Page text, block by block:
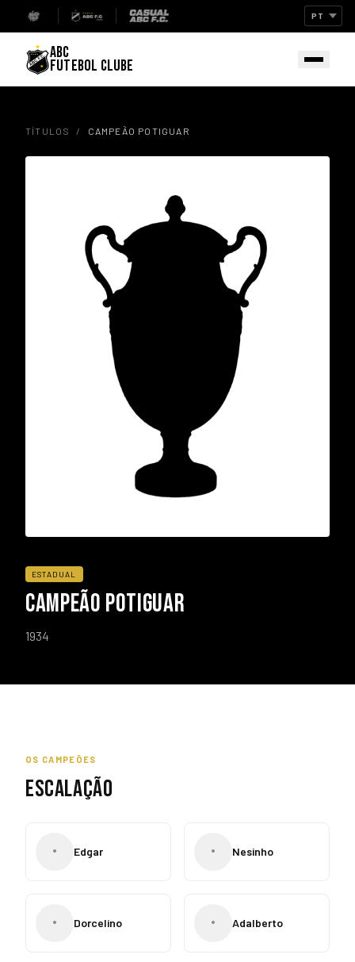
ABC
FUTEBOL CLUBE
TÍTULOS / CAMPEÃO POTIGUAR
ESTADUAL
CAMPEÃO POTIGUAR
1934
OS CAMPEÕES
ESCALAÇÃO
• Edgar • Nesinho
• Dorcelino • Adalberto